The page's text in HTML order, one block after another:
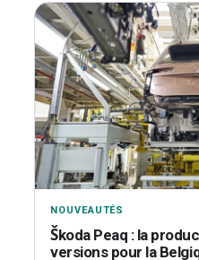
NOUVEAUTÉS
Škoda Peaq : la
versions pour la